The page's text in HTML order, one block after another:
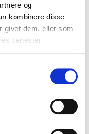
og
kombinere disse
givet dem, eller som
tjenester.
Varer